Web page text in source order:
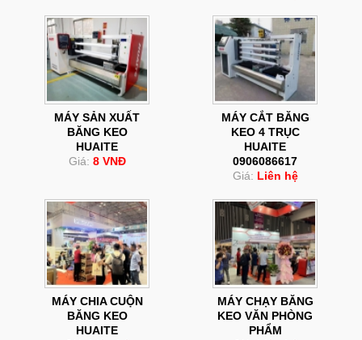
MÁY SẢN XUẤT
BĂNG KEO
HUAITE
Giá: 8 VNĐ
MÁY CẮT BĂNG
KEO 4 TRỤC
HUAITE
0906086617
Giá: Liên hệ
MÁY CHIA CUỘN
BĂNG KEO
HUAITE
MÁY CHẠY BĂNG
KEO VĂN PHÒNG
PHẨM